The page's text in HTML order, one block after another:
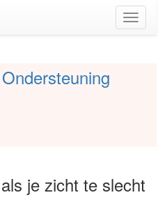
Toggle
je zicht te slecht